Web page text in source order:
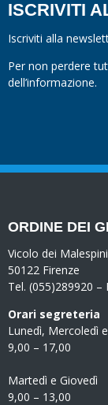
ISCRIVITI
Iscriviti alla
Per non perdere
dell’informazione.
ORDINE DEI
Vicolo dei
50122 Firenze
Tel. (055)289920 –
Orari segreteria
Lunedì, Mercoledì
9,00 – 17,00
Martedì e Giovedì
9,00 – 13,00